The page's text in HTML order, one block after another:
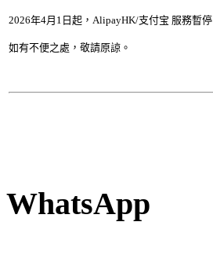
2026年4月1日起，AlipayHK/支付宝 服務暫停
如有不便之處，敬請原諒。
WhatsApp